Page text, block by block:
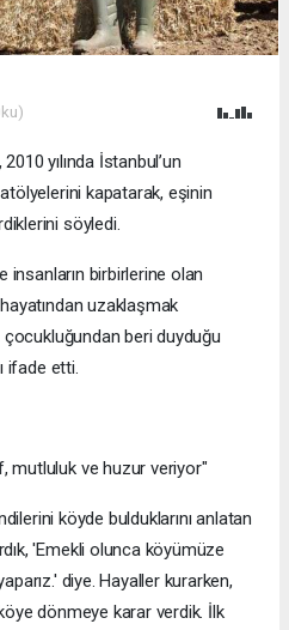
yılında İstanbul’un
kapatarak, eşinin
söyledi.
birbirlerine olan
uzaklaşmak
beri duyduğu
ifade etti.
mutluluk ve huzur veriyor"
köyde bulduklarını anlatan
'Emekli olunca köyümüze
diye. Hayaller kurarken,
dönmeye karar verdik. İlk